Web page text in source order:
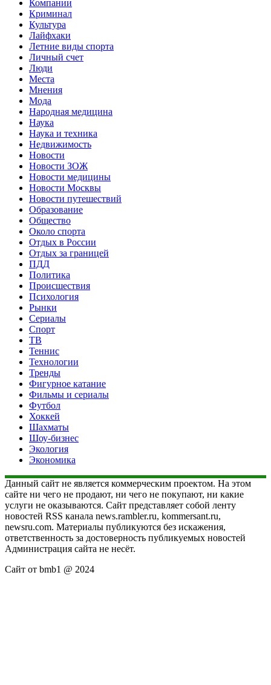
Компании
Криминал
Культура
Лайфхаки
Летние виды спорта
Личный счет
Люди
Места
Мнения
Мода
Народная медицина
Наука
Наука и техника
Недвижимость
Новости
Новости ЗОЖ
Новости медицины
Новости Москвы
Новости путешествий
Образование
Общество
Около спорта
Отдых в России
Отдых за границей
ПДД
Политика
Происшествия
Психология
Рынки
Сериалы
Спорт
ТВ
Теннис
Технологии
Тренды
Фигурное катание
Фильмы и сериалы
Футбол
Хоккей
Шахматы
Шоу-бизнес
Экология
Экономика
Данный сайт не является коммерческим проектом. На этом
сайте ни чего не продают, ни чего не покупают, ни какие
услуги не оказываются. Сайт представляет собой ленту
новостей RSS канала news.rambler.ru, kommersant.ru,
newsru.com. Материалы публикуются без искажения,
ответственность за достоверность публикуемых новостей
Администрация сайта не несёт.
Сайт от bmb1 @ 2024